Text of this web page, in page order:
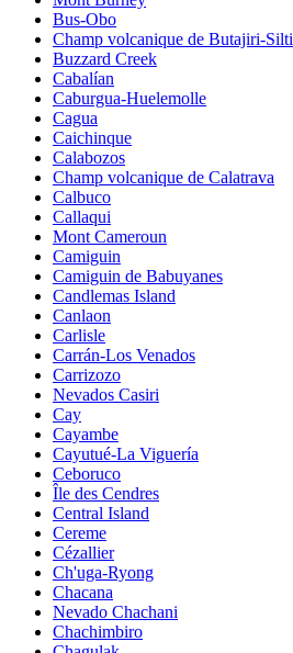
Bus-Obo
Champ volcanique de Butajiri-Silti
Buzzard Creek
Cabalían
Caburgua-Huelemolle
Cagua
Caichinque
Calabozos
Champ volcanique de Calatrava
Calbuco
Callaqui
Mont Cameroun
Camiguin
Camiguin de Babuyanes
Candlemas Island
Canlaon
Carlisle
Carrán-Los Venados
Carrizozo
Nevados Casiri
Cay
Cayambe
Cayutué-La Viguería
Ceboruco
Île des Cendres
Central Island
Cereme
Cézallier
Ch'uga-Ryong
Chacana
Nevado Chachani
Chachimbiro